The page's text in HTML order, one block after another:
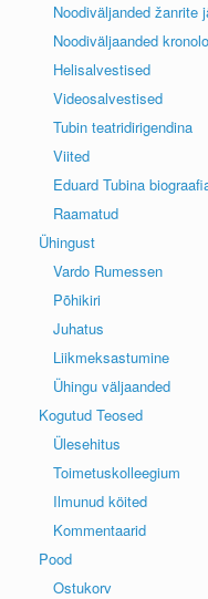
Noodiväljanded žanrite
Noodiväljaanded
Helisalvestised
Videosalvestised
Tubin teatridirigendina
Viited
Eduard Tubina
Raamatud
Ühingust
Vardo Rumessen
Põhikiri
Juhatus
Liikmeksastumine
Ühingu väljaanded
Kogutud Teosed
Ülesehitus
Toimetuskolleegium
Ilmunud köited
Kommentaarid
Pood
Ostukorv